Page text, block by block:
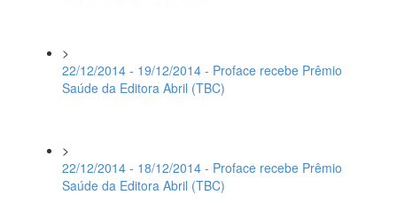
>
22/12/2014 - 19/12/2014 - Proface recebe Prêmio
Saúde da Editora Abril (TBC)
>
22/12/2014 - 18/12/2014 - Proface recebe Prêmio
Saúde da Editora Abril (TBC)